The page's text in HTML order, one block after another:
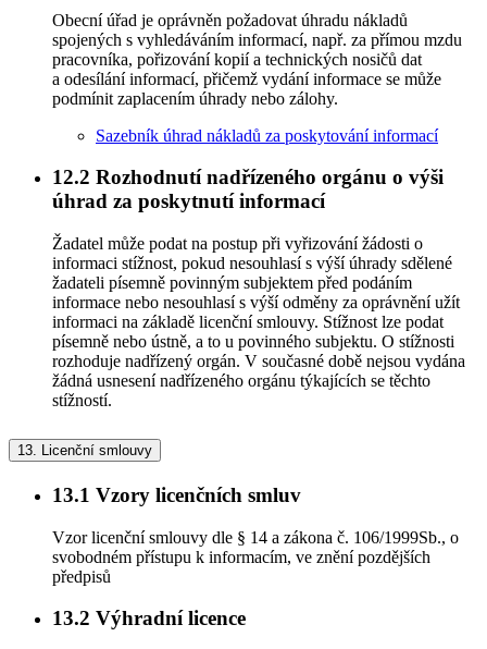
Obecní úřad je oprávněn požadovat úhradu nákladů
spojených s vyhledáváním informací, např. za přímou mzdu
pracovníka, pořizování kopií a technických nosičů dat
a odesílání informací, přičemž vydání informace se může
podmínit zaplacením úhrady nebo zálohy.
Sazebník úhrad nákladů za poskytování informací
12.2 Rozhodnutí nadřízeného orgánu o výši
úhrad za poskytnutí informací
Žadatel může podat na postup při vyřizování žádosti o
informaci stížnost, pokud nesouhlasí s výší úhrady sdělené
žadateli písemně povinným subjektem před podáním
informace nebo nesouhlasí s výší odměny za oprávnění užít
informaci na základě licenční smlouvy. Stížnost lze podat
písemně nebo ústně, a to u povinného subjektu. O stížnosti
rozhoduje nadřízený orgán. V současné době nejsou vydána
žádná usnesení nadřízeného orgánu týkajících se těchto
stížností.
13. Licenční smlouvy
13.1 Vzory licenčních smluv
Vzor licenční smlouvy dle § 14 a zákona č. 106/1999Sb., o
svobodném přístupu k informacím, ve znění pozdějších
předpisů
13.2 Výhradní licence